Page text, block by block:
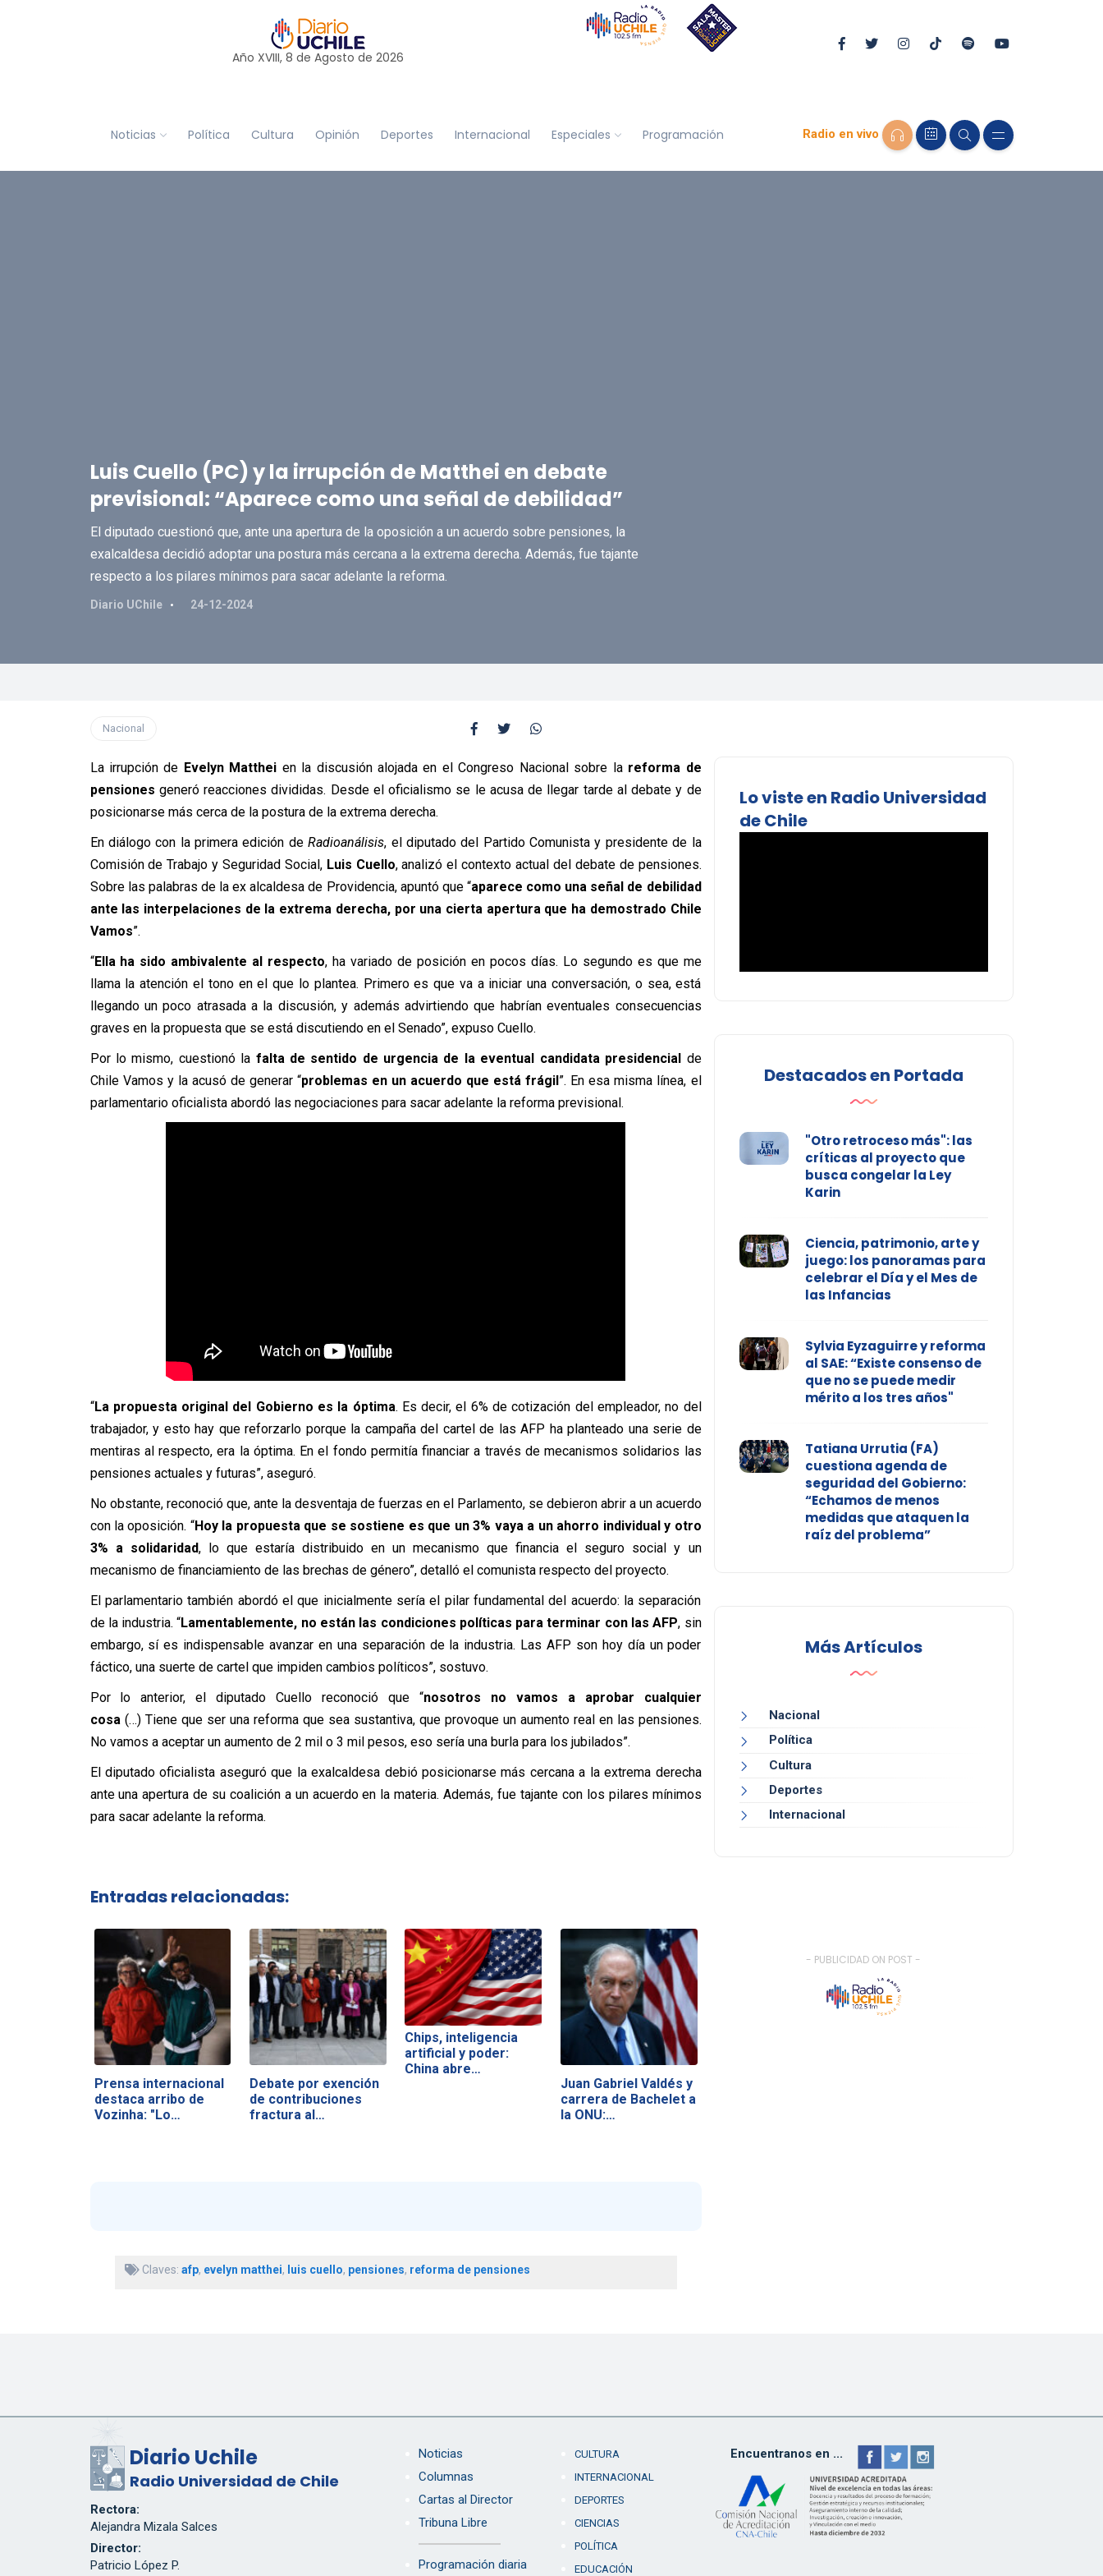
Año XVIII, 8 de Agosto de 2026
Noticias Política Cultura Opinión Deportes Internacional Especiales Programación Radio en vivo
Luis Cuello (PC) y la irrupción de Matthei en debate
previsional: “Aparece como una señal de debilidad”
El diputado cuestionó que, ante una apertura de la oposición a un acuerdo sobre pensiones, la
exalcaldesa decidió adoptar una postura más cercana a la extrema derecha. Además, fue tajante
respecto a los pilares mínimos para sacar adelante la reforma.
Diario UChile 24-12-2024
Nacional
La irrupción de Evelyn Matthei en la discusión alojada en el Congreso Nacional sobre lareforma de
pensiones generó reacciones divididas. Desde el oficialismo se le acusa de llegar tarde al debate y de
posicionarse más cerca de la postura de la extrema derecha.
En diálogo con la primera edición deRadioanálisis, el diputado del Partido Comunista y presidente de la
Comisión de Trabajo y Seguridad Social, Luis Cuello, analizó el contexto actual del debate de pensiones.
Sobre las palabras de la ex alcaldesa de Providencia, apuntó que “aparece como una señal de debilidad
ante las interpelaciones de la extrema derecha, por una cierta apertura que ha demostrado Chile
Vamos”.
“Ella ha sido ambivalente al respecto, ha variado de posición en pocos días. Lo segundo es que me
llama la atención el tono en el que lo plantea. Primero es que va a iniciar una conversación, o sea, está
llegando un poco atrasada a la discusión, y además advirtiendo que habrían eventuales consecuencias
graves en la propuesta que se está discutiendo en el Senado”, expuso Cuello.
Por lo mismo, cuestionó la falta de sentido de urgencia de la eventual candidata presidencial de
Chile Vamos y la acusó de generar “problemas en un acuerdo que está frágil”. En esa misma línea, el
parlamentario oficialista abordó las negociaciones para sacar adelante la reforma previsional.
“La propuesta original del Gobierno es la óptima. Es decir, el 6% de cotización del empleador, no del
trabajador, y esto hay que reforzarlo porque la campaña del cartel de las AFP ha planteado una serie de
mentiras al respecto, era la óptima. En el fondo permitía financiar a través de mecanismos solidarios las
pensiones actuales y futuras”, aseguró.
No obstante, reconoció que, ante la desventaja de fuerzas en el Parlamento, se debieron abrir a un acuerdo
con la oposición. “Hoy la propuesta que se sostiene es que un 3% vaya a un ahorro individual y otro
3% a solidaridad, lo que estaría distribuido en un mecanismo que financia el seguro social y un
mecanismo de financiamiento de las brechas de género”, detalló el comunista respecto del proyecto.
El parlamentario también abordó el que inicialmente sería el pilar fundamental del acuerdo: la separación
de la industria. “Lamentablemente, no están las condiciones políticas para terminar con las AFP, sin
embargo, sí es indispensable avanzar en una separación de la industria. Las AFP son hoy día un poder
fáctico, una suerte de cartel que impiden cambios políticos”, sostuvo.
Por lo anterior, el diputado Cuello reconoció que “nosotros no vamos a aprobar cualquier
cosa(…) Tiene que ser una reforma que sea sustantiva, que provoque un aumento real en las pensiones.
No vamos a aceptar un aumento de 2 mil o 3 mil pesos, eso sería una burla para los jubilados”.
El diputado oficialista aseguró que la exalcaldesa debió posicionarse más cercana a la extrema derecha
ante una apertura de su coalición a un acuerdo en la materia. Además, fue tajante con los pilares mínimos
para sacar adelante la reforma.
Entradas relacionadas:
Prensa internacional
destaca arribo de
Vozinha: "Lo…
Debate por exención
de contribuciones
fractura al…
Chips, inteligencia
artificial y poder:
China abre…
Juan Gabriel Valdés y
carrera de Bachelet a
la ONU:…
Claves: afp, evelyn matthei, luis cuello, pensiones, reforma de pensiones
Lo viste en Radio Universidad
de Chile
Destacados en Portada
"Otro retroceso más": las
críticas al proyecto que
busca congelar la Ley
Karin
Ciencia, patrimonio, arte y
juego: los panoramas para
celebrar el Día y el Mes de
las Infancias
Sylvia Eyzaguirre y reforma
al SAE: “Existe consenso de
que no se puede medir
mérito a los tres años"
Tatiana Urrutia (FA)
cuestiona agenda de
seguridad del Gobierno:
“Echamos de menos
medidas que ataquen la
raíz del problema”
Más Artículos
Nacional
Política
Cultura
Deportes
Internacional
- PUBLICIDAD ON POST -
Diario Uchile
Radio Universidad de Chile
Rectora:
Alejandra Mizala Salces
Director:
Patricio López P.
Noticias
Columnas
Cartas al Director
Tribuna Libre
Programación diaria
CULTURA
INTERNACIONAL
DEPORTES
CIENCIAS
POLÍTICA
EDUCACIÓN
Encuentranos en ...